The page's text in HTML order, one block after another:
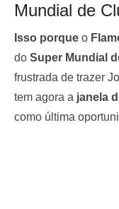
Mundial de
Isso porque o
do Super Mundial
frustrada de trazer
tem agora a janela
como última